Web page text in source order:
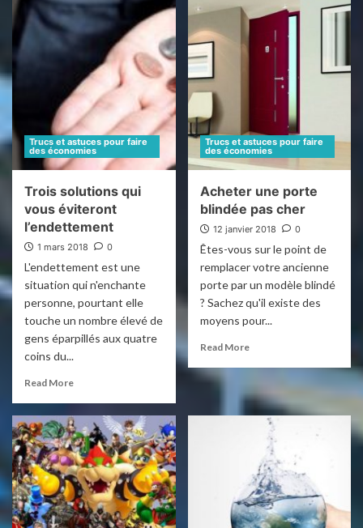
Trucs et astuces pour faire
des économies
Trois solutions qui
vous éviteront
l’endettement
1 mars 2018 0
L'endettement est une
situation qui n'enchante
personne, pourtant elle
touche un nombre élevé de
gens éparpillés aux quatre
coins du...
Read More
Trucs et astuces pour faire
des économies
Acheter une porte
blindée pas cher
12 janvier 2018 0
Êtes-vous sur le point de
remplacer votre ancienne
porte par un modèle blindé
? Sachez qu'il existe des
moyens pour...
Read More